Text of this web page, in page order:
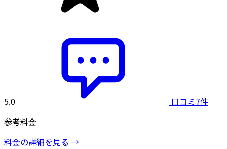
5.0
口コミ7件
参考料金
料金の詳細を見る →